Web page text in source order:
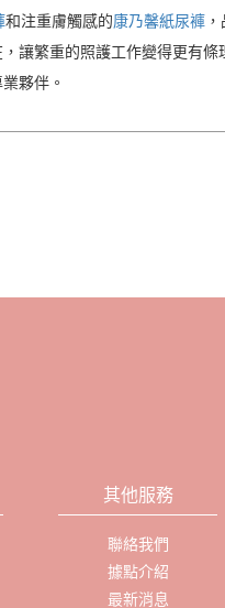
和注重膚觸感的康乃馨紙尿褲
讓繁重的照護工作變得更有
夥伴。
其他服務
聯絡我們
據點介紹
最新消息